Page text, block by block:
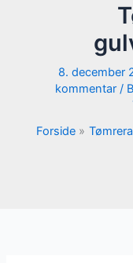
8. december
kommentar /
Forside